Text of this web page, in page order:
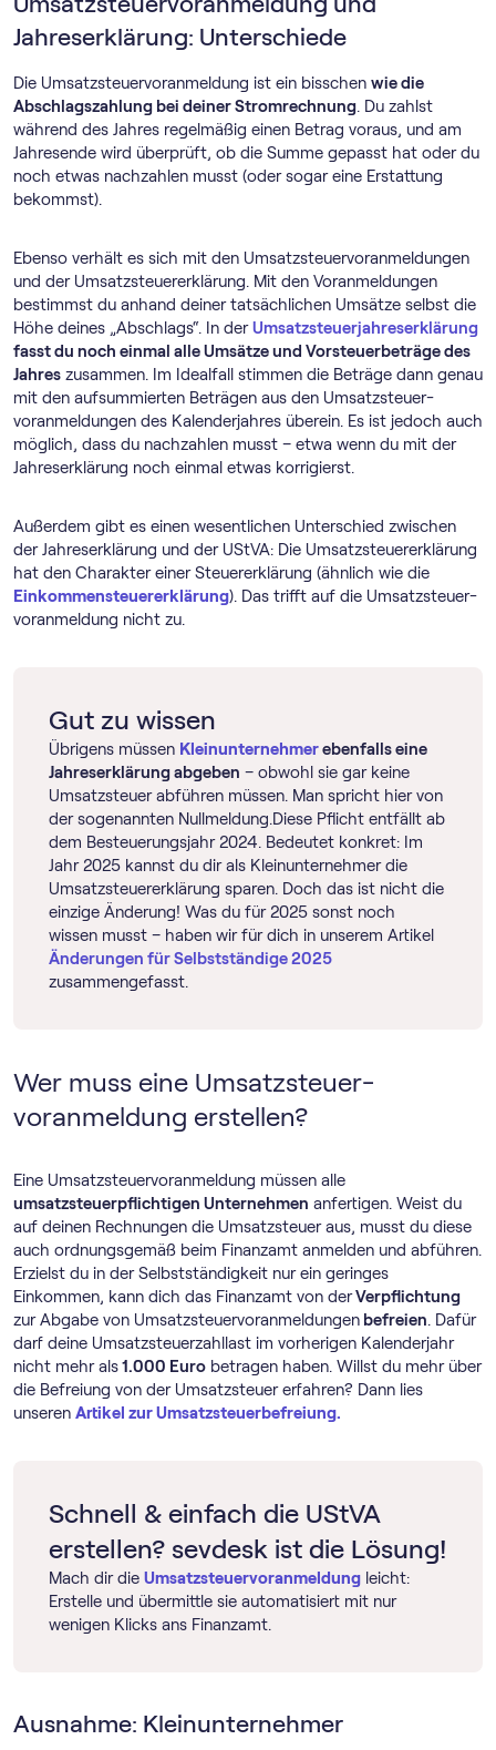
Jahreserklärung: Unterschiede
Die Umsatz­steuer­voranmeldung ist ein bisschen wie die
Abschlagszahlung bei deiner Stromrechnung. Du zahlst
während des Jahres regelmäßig einen Betrag voraus, und am
Jahresende wird überprüft, ob die Summe gepasst hat oder du
noch etwas nachzahlen musst (oder sogar eine Erstattung
bekommst).
Ebenso verhält es sich mit den Umsatz­steuer­voranmeldungen
und der Umsatzsteuererklärung. Mit den Voranmeldungen
bestimmst du anhand deiner tatsächlichen Umsätze selbst die
Höhe deines „Abschlags“. In derUmsatzsteuerjahreserklärung
fasst du noch einmal alle Umsätze und Vorsteuerbeträge des
Jahres zusammen. Im Idealfall stimmen die Beträge dann genau
mit den aufsummierten Beträgen aus den Umsatz­steuer­
voranmeldungen des Kalenderjahres überein. Es ist jedoch auch
möglich, dass du nachzahlen musst – etwa wenn du mit der
Jahreserklärung noch einmal etwas korrigierst.
Außerdem gibt es einen wesentlichen Unterschied zwischen
der Jahreserklärung und der UStVA: Die Umsatzsteuererklärung
hat den Charakter einer Steuererklärung (ähnlich wie die
Einkommensteuererklärung). Das trifft auf die Umsatz­steuer­
voranmeldung nicht zu.
Gut zu wissen
Übrigens müssen Kleinunternehmerebenfalls eine
Jahreserklärung abgeben – obwohl sie gar keine
Umsatzsteuer abführen müssen. Man spricht hier von
der sogenannten Nullmeldung.Diese Pflicht entfällt ab
dem Besteuerungsjahr 2024. Bedeutet konkret: Im
Jahr 2025 kannst du dir als Kleinunternehmer die
Umsatzsteuererklärung sparen. Doch das ist nicht die
einzige Änderung! Was du für 2025 sonst noch
wissen musst – haben wir für dich in unserem Artikel
Änderungen für Selbstständige 2025
zusammengefasst.
Wer muss eine Umsatz­steuer­
voranmeldung erstellen?
Eine Umsatz­steuer­voranmeldung müssen alle
umsatzsteuerpflichtigen Unternehmen anfertigen. Weist du
auf deinen Rechnungen die Umsatzsteuer aus, musst du diese
auch ordnungsgemäß beim Finanzamt anmelden und abführen.
Erzielst du in der Selbstständigkeit nur ein geringes
Einkommen, kann dich das Finanzamt von derVerpflichtung
zur Abgabe von Umsatz­steuer­voranmeldungen befreien. Dafür
darf deine Umsatzsteuerzahllast im vorherigen Kalenderjahr
nicht mehr als1.000 Euro betragen haben. Willst du mehr über
die Befreiung von der Umsatzsteuer erfahren? Dann lies
unseren Artikel zur Umsatzsteuerbefreiung.
Schnell & einfach die UStVA
erstellen? sevdesk ist die Lösung!
Mach dir die Umsatz­steuer­voranmeldung leicht:
Erstelle und übermittle sie automatisiert mit nur
wenigen Klicks ans Finanzamt.
Ausnahme: Kleinunternehmer